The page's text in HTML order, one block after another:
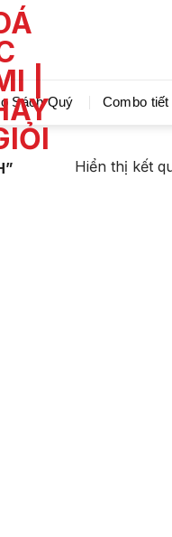
tiết kiệm và tiến bộ hơn mỗi
Sách Quý Combo tiết
Hiển thị kết